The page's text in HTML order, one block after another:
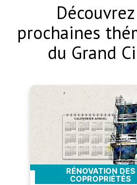
prochaines
du Grand
RÉNOVATION DES
COPROPRIÉTÉS